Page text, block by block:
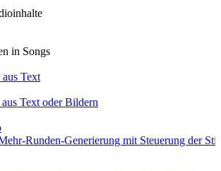
in Songs
Text
Text oder Bildern
Runden-Generierung mit Steuerung der